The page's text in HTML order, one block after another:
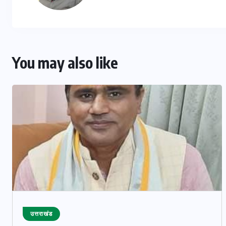
You may also like
उत्तराखंड